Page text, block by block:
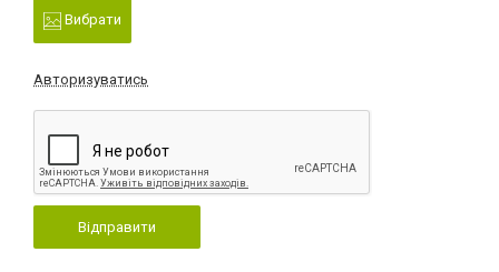
Вибрати
Авторизуватись
Відправити